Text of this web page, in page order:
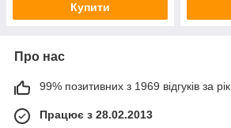
Купити
Про нас
99% позитивних з 1969 відгуків за рік
Працює з 28.02.2013